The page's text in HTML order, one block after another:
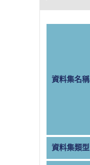
資料集名稱
資料集類型